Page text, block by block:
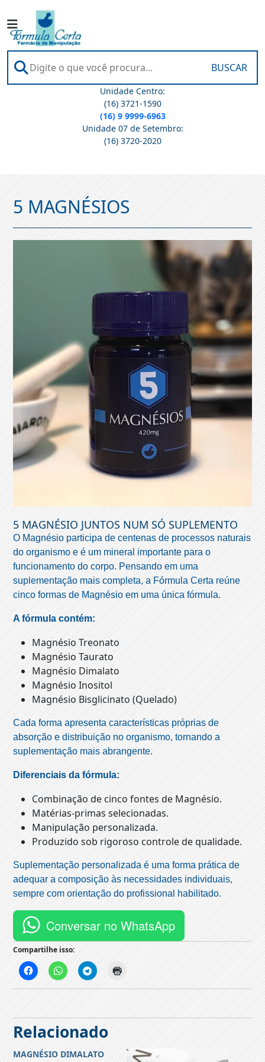
BUSCAR
Unidade Centro:
(16) 3721-1590
(16) 9 9999-6963
Unidade 07 de Setembro:
(16) 3720-2020
5 MAGNÉSIOS
5 MAGNÉSIO JUNTOS NUM SÓ SUPLEMENTO
O Magnésio participa de centenas de processos naturais
do organismo e é um mineral importante para o
funcionamento do corpo. Pensando em uma
suplementação mais completa, a Fórmula Certa reúne
cinco formas de Magnésio em uma única fórmula.
A fórmula contém:
Magnésio Treonato
Magnésio Taurato
Magnésio Dimalato
Magnésio Inositol
Magnésio Bisglicinato (Quelado)
Cada forma apresenta características próprias de
absorção e distribuição no organismo, tornando a
suplementação mais abrangente.
Diferenciais da fórmula:
Combinação de cinco fontes de Magnésio.
Matérias-primas selecionadas.
Manipulação personalizada.
Produzido sob rigoroso controle de qualidade.
Suplementação personalizada é uma forma prática de
adequar a composição às necessidades individuais,
sempre com orientação do profissional habilitado.
Conversar no WhatsApp
Compartilhe isso:
Relacionado
MAGNÉSIO DIMALATO